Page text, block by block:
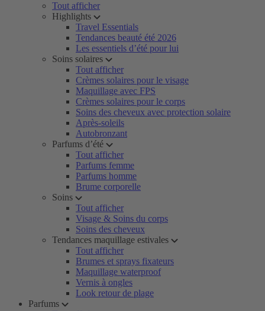
Tout afficher
Highlights
Travel Essentials
Tendances beauté été 2026
Les essentiels d’été pour lui
Soins solaires
Tout afficher
Crèmes solaires pour le visage
Maquillage avec FPS
Crèmes solaires pour le corps
Soins des cheveux avec protection solaire
Après-soleils
Autobronzant
Parfums d’été
Tout afficher
Parfums femme
Parfums homme
Brume corporelle
Soins
Tout afficher
Visage & Soins du corps
Soins des cheveux
Tendances maquillage estivales
Tout afficher
Brumes et sprays fixateurs
Maquillage waterproof
Vernis à ongles
Look retour de plage
Parfums